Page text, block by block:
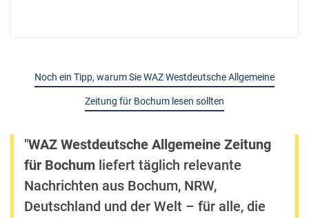
Noch ein Tipp, warum Sie WAZ Westdeutsche Allgemeine
Zeitung für Bochum lesen sollten
"WAZ Westdeutsche Allgemeine Zeitung
für Bochum liefert täglich relevante
Nachrichten aus Bochum, NRW,
Deutschland und der Welt – für alle, die